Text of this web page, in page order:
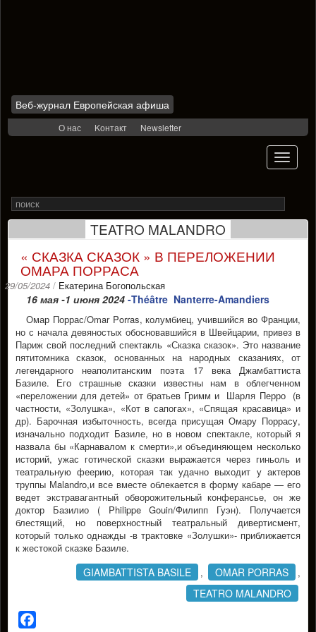
Веб-журнал Европейская афиша
О нас Kонтакт Newsletter
Toggle
Search
for
TEATRO MALANDRO
« СКАЗКА СКАЗОК » В ПЕРЕЛОЖЕНИИ
ОМАРА ПОРРАСА
29/05/2024 / Екатерина Богопольская
16 мая -1 июня 2024 -Théâtre Nanterre-Amandiers
Омар Поррас/Omar Porras, колумбиец, учившийся во Франции,
но с начала девяностых обосновавшийся в Швейцарии, привез в
Париж свой последний спектакль «Сказка сказок». Это название
пятитомника сказок, основанных на народных сказаниях, от
легендарного неаполитанским поэта 17 века Джамбаттистa
Базиле. Его страшные сказки известны нам в облегченном
«переложении для детей» от братьев Гримм и Шарля Перро (в
частности, «Золушка», «Кот в сапогах», «Спящая красавица» и
др). Барочная избыточность, всегда присущая Омару Поррасу,
изначально подходит Базиле, но в новом спектакле, который я
назвала бы «Карнавалом к смерти»,и объединяющем несколько
историй, ужас готической сказки выражается через гиньоль и
театральную феерию, которая так удачно выходит у актеров
труппы Мalandro,и все вместе облекается в форму кабаре — его
ведет экстравагантный обворожительный конферансье, он же
доктор Базилио ( Philippe Gouin/Филипп Гуэн). Получается
блестящий, но поверхностный театральный дивертисмент,
который только однажды -в трактовке «Золушки»- приближается
к жестокой сказке Базиле.
GIAMBATTISTA BASILE , OMAR PORRAS ,
TEATRO MALANDRO